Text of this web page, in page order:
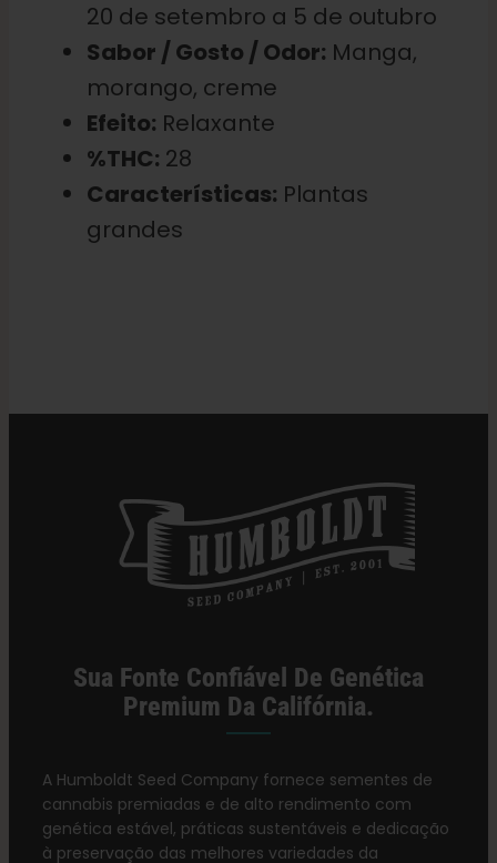
20 de setembro a 5 de outubro
Sabor / Gosto / Odor: Manga,
morango, creme
Efeito: Relaxante
%THC: 28
Características: Plantas
grandes
Sua Fonte Confiável De Genética
Premium Da Califórnia.
A Humboldt Seed Company fornece sementes de
cannabis premiadas e de alto rendimento com
genética estável, práticas sustentáveis e dedicação
à preservação das melhores variedades da